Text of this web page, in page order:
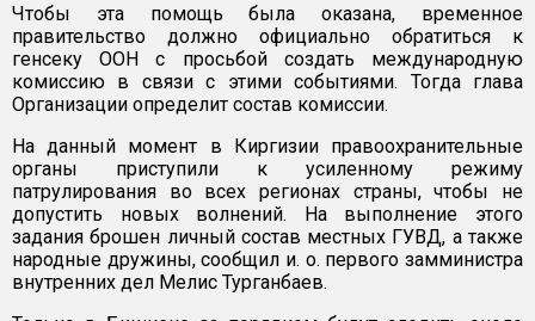
Чтобы эта помощь была оказана, временное
правительство должно официально обратиться к
генсеку ООН с просьбой создать международную
комиссию в связи с этими событиями. Тогда глава
Организации определит состав комиссии.
На данный момент в Киргизии правоохранительные
органы приступили к усиленному режиму
патрулирования во всех регионах страны, чтобы не
допустить новых волнений. На выполнение этого
задания брошен личный состав местных ГУВД, а также
народные дружины, сообщил и. о. первого замминистра
внутренних дел Мелис Турганбаев.